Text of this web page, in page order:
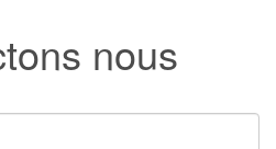
nous